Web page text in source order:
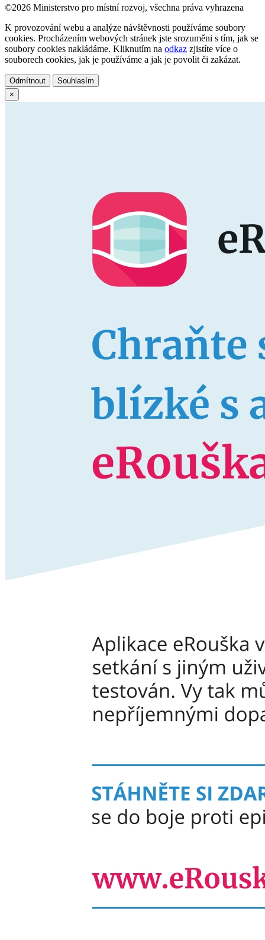
©2026 Ministerstvo pro místní rozvoj, všechna práva vyhrazena
K provozování webu a analýze návštěvnosti používáme soubory
cookies. Procházením webových stránek jste srozuměni s tím, jak se
soubory cookies nakládáme. Kliknutím na odkaz zjistíte více o
souborech cookies, jak je používáme a jak je povolit či zakázat.
Odmítnout
Souhlasím
×